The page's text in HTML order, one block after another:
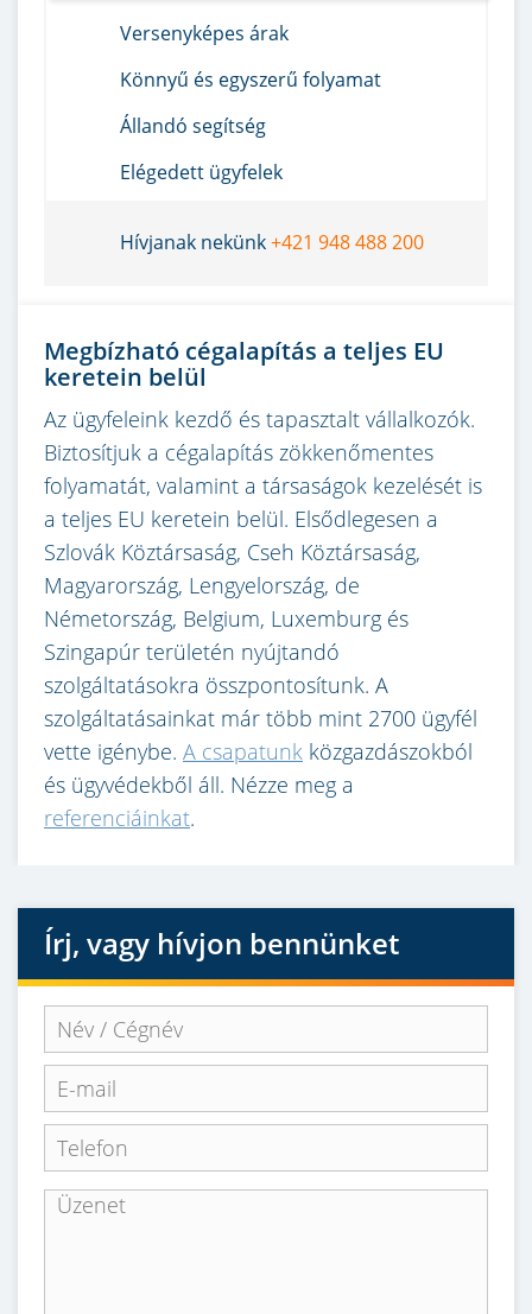
Versenyképes árak
Könnyű és egyszerű folyamat
Állandó segítség
Elégedett ügyfelek
Hívjanak nekünk+421 948 488 200
Megbízható cégalapítás a teljes EU
keretein belül
Az ügyfeleink kezdő és tapasztalt vállalkozók.
Biztosítjuk a cégalapítás zökkenőmentes
folyamatát, valamint a társaságok kezelését is
a teljes EU keretein belül. Elsődlegesen a
Szlovák Köztársaság, Cseh Köztársaság,
Magyarország, Lengyelország, de
Németország, Belgium, Luxemburg és
Szingapúr területén nyújtandó
szolgáltatásokra összpontosítunk. A
szolgáltatásainkat már több mint 2700 ügyfél
vette igénybe. A csapatunk közgazdászokból
és ügyvédekből áll. Nézze meg a
referenciáinkat.
Írj, vagy hívjon bennünket